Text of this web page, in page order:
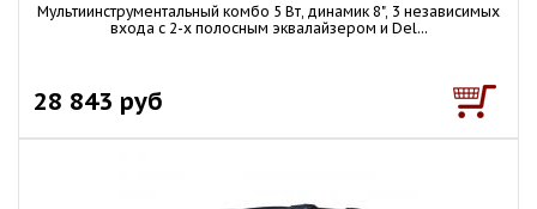
Мультиинструментальный комбо 5 Вт, динамик 8", 3 независимых
входа с 2-х полосным эквалайзером и Del...
28 843 руб